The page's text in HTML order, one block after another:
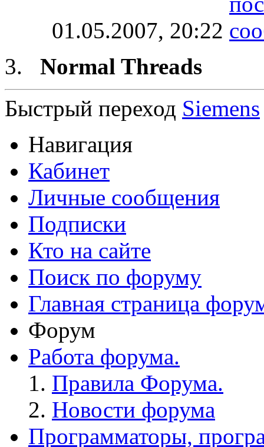
01.05.2007, 20:22
Normal Threads
Быстрый переход Siemens
Навигация
Кабинет
Личные сообщения
Подписки
Кто на сайте
Поиск по форуму
Главная страница
Форум
Работа форума.
Правила Форума.
Новости форума
Программаторы,